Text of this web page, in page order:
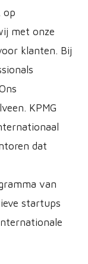
op
met onze
klanten. Bij
KPMG
dat
van
startups